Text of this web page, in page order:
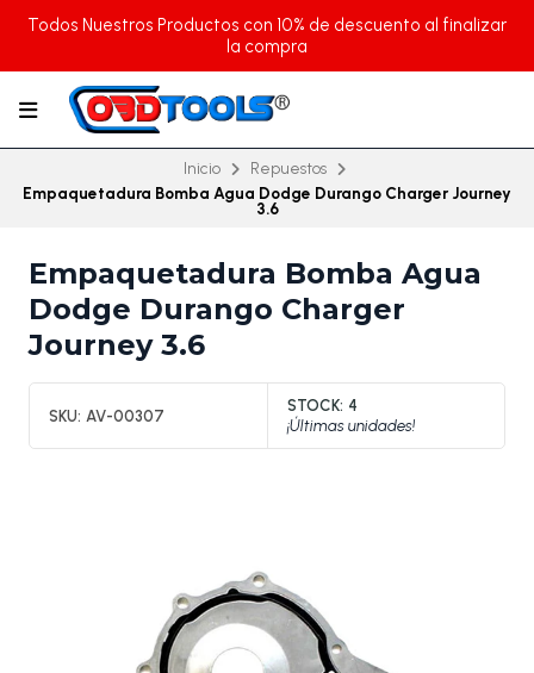
Todos Nuestros Productos con 10% de descuento al finalizar
la compra
Inicio
Repuestos
Empaquetadura Bomba Agua Dodge Durango Charger Journey
3.6
Empaquetadura Bomba Agua
Dodge Durango Charger
Journey 3.6
SKU: AV-00307
STOCK: 4
¡Últimas unidades!